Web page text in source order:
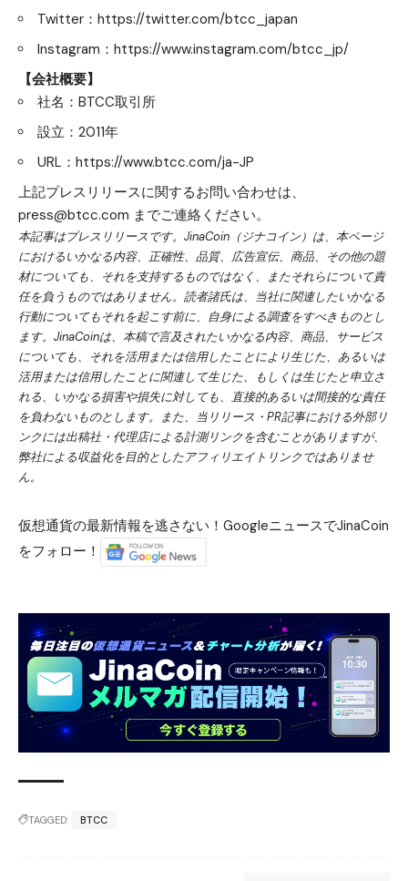
Twitter： https://twitter.com/btcc_japan
Instagram： https://www.instagram.com/btcc_jp/
【会社概要】
社名：BTCC取引所
設立：2011年
URL： https://www.btcc.com/ja-JP
上記プレスリリースに関するお問い合わせは、
press@btcc.com までご連絡ください。
本記事はプレスリリースです。JinaCoin（ジナコイン）は、本ページ
におけるいかなる内容、正確性、品質、広告宣伝、商品、その他の題
材についても、それを支持するものではなく、またそれらについて責
任を負うものではありません。読者諸氏は、当社に関連したいかなる
行動についてもそれを起こす前に、自身による調査をすべきものとし
ます。JinaCoinは、本稿で言及されたいかなる内容、商品、サービス
についても、それを活用または信用したことにより生じた、あるいは
活用または信用したことに関連して生じた、もしくは生じたと申立さ
れる、いかなる損害や損失に対しても、直接的あるいは間接的な責任
を負わないものとします。また、当リリース・PR記事における外部リ
ンクには出稿社・代理店による計測リンクを含むことがありますが、
弊社による収益化を目的としたアフィリエイトリンクではありませ
ん。
仮想通貨の最新情報を逃さない！GoogleニュースでJinaCoin
をフォロー！
TAGGED: BTCC